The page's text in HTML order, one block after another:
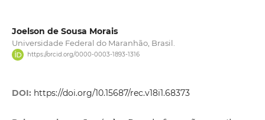
Joelson de Sousa Morais
Universidade Federal do Maranhão, Brasil.
https://orcid.org/0000-0003-1893-1316
DOI: https://doi.org/10.15687/rec.v18i1.68373